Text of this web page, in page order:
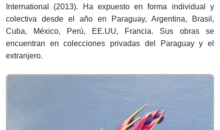
International (2013). Ha expuesto en forma individual y
colectiva desde el año en Paraguay, Argentina, Brasil,
Cuba, México, Perú, EE.UU, Francia. Sus obras se
encuentran en colecciones privadas del Paraguay y el
extranjero.